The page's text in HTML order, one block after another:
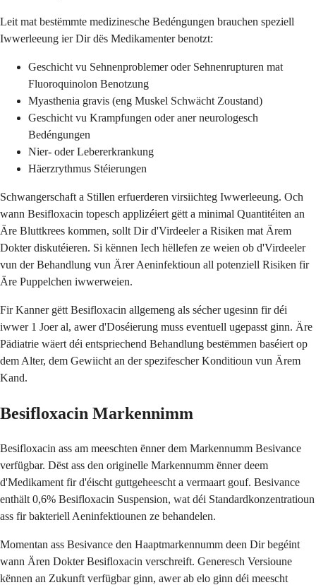
Leit mat bestëmmte medizinesche Bedéngungen brauchen speziell
Iwwerleeung ier Dir dës Medikamenter benotzt:
Geschicht vu Sehnenproblemer oder Sehnenrupturen mat
Fluoroquinolon Benotzung
Myasthenia gravis (eng Muskel Schwächt Zoustand)
Geschicht vu Krampfungen oder aner neurologesch
Bedéngungen
Nier- oder Lebererkrankung
Häerzrythmus Stéierungen
Schwangerschaft a Stillen erfuerderen virsiichteg Iwwerleeung. Och
wann Besifloxacin topesch applizéiert gëtt a minimal Quantitéiten an
Äre Bluttkrees kommen, sollt Dir d'Virdeeler a Risiken mat Ärem
Dokter diskutéieren. Si kënnen Iech hëllefen ze weien ob d'Virdeeler
vun der Behandlung vun Ärer Aeninfektioun all potenziell Risiken fir
Äre Puppelchen iwwerweien.
Fir Kanner gëtt Besifloxacin allgemeng als sécher ugesinn fir déi
iwwer 1 Joer al, awer d'Doséierung muss eventuell ugepasst ginn. Äre
Pädiatrie wäert déi entspriechend Behandlung bestëmmen baséiert op
dem Alter, dem Gewiicht an der spezifescher Konditioun vun Ärem
Kand.
Besifloxacin Markennimm
Besifloxacin ass am meeschten ënner dem Markennumm Besivance
verfügbar. Dëst ass den originelle Markennumm ënner deem
d'Medikament fir d'éischt guttgeheescht a vermaart gouf. Besivance
enthält 0,6% Besifloxacin Suspension, wat déi Standardkonzentratioun
ass fir bakteriell Aeninfektiounen ze behandelen.
Momentan ass Besivance den Haaptmarkennumm deen Dir begéint
wann Ären Dokter Besifloxacin verschreift. Generesch Versioune
kënnen an Zukunft verfügbar ginn, awer ab elo ginn déi meescht